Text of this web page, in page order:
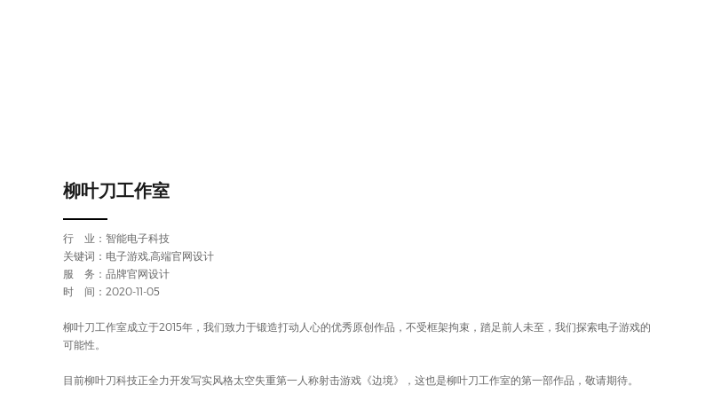
柳叶刀工作室
行 业： 智能电子科技
关键词：电子游戏,高端官网设计
服 务：品牌官网设计
时 间：2020-11-05
柳叶刀工作室成立于2015年，我们致力于锻造打动人心的优秀原创作品，不受框架拘束，踏足前人未至，我们探索电子游戏的
可能性。
目前柳叶刀科技正全力开发写实风格太空失重第一人称射击游戏《边境》，这也是柳叶刀工作室的第一部作品，敬请期待。